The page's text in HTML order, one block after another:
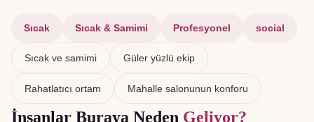
Sıcak Sıcak & Samimi Profesyonel social
Sıcak ve samimi Güler yüzlü ekip
Rahatlatıcı ortam Mahalle salonunun konforu
İnsanlar Buraya Neden Geliyor?